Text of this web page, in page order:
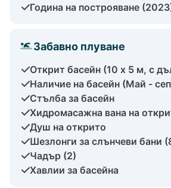
Година на построяване
Забавно плуване
Открит басейн (10 x 5 м, с
Наличие на басейн (Май -
Стълба за басейн
Хидромасажна вана на
Душ на открито
Шезлонги за слънчеви бани
Чадър (2)
Хавлии за басейна